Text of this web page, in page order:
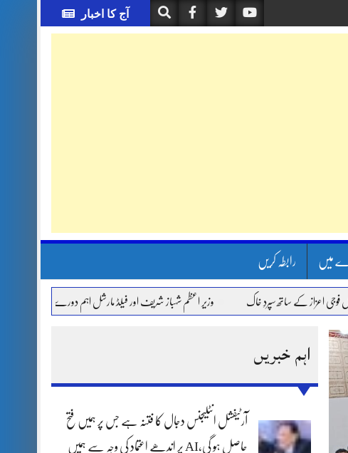
آج کا اخبار
میں رابطہ کریں
کے ساتھ سپردِ خاک وزیر اعظم شہباز شریف اور فیلڈ مارشل اہم دورے پر سعودی عرب روانہ
اہم خبریں
آرٹیفشل انٹلیجنس دجال کا فتنہ ہے جس پر ہمیں فتح
حاصل ہو گی،AI پر اندھے اعتماد کی وجہ سے ہمیں